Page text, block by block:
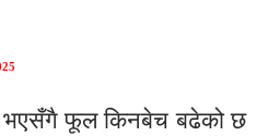
भएसँगै फूल किनबेच बढेको छ